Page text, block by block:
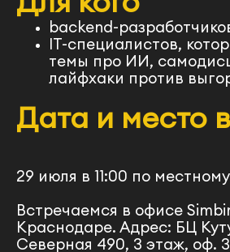
backend-
IT-специалистов,
темы про ИИ,
лайфхаки против
Дата и место
29 июля в 11:00 по
Встречаемся в офисе
Краснодаре. Адрес: БЦ
Северная 490, 3 этаж, оф.